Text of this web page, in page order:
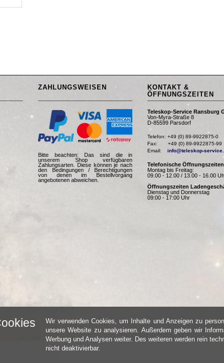
ZAHLUNGSWEISEN
Bitte beachten: Das sind die in
unserem Shop verfügbaren
Zahlungsarten. Diese können je nach
den Bedingungen / Berechtigungen
von denen im Bestellvorgang
angebotenen abweichen.
KONTAKT &
ÖFFNUNGSZEITEN
Teleskop-Service Ransburg
Von-Myra-Straße 8
D-85599 Parsdorf
Telefon: +49 (0) 89-9922875-0
Fax:       +49 (0) 89-9922875-99
Email: info@teleskop-
Telefonische
Montag bis Freitag:
09.00 - 12.00 / 13.00 - 16.00
Öffnungszeiten
Dienstag und Donnerstag
09:00 - 17:00 Uhr
Wir verwenden Cookies, um Inhalte und Anzeigen zu
unsere Website zu analysieren. Außerdem geben wir
Werbung und Analysen weiter. Des weiteren werden rein
nicht deaktivierbar.